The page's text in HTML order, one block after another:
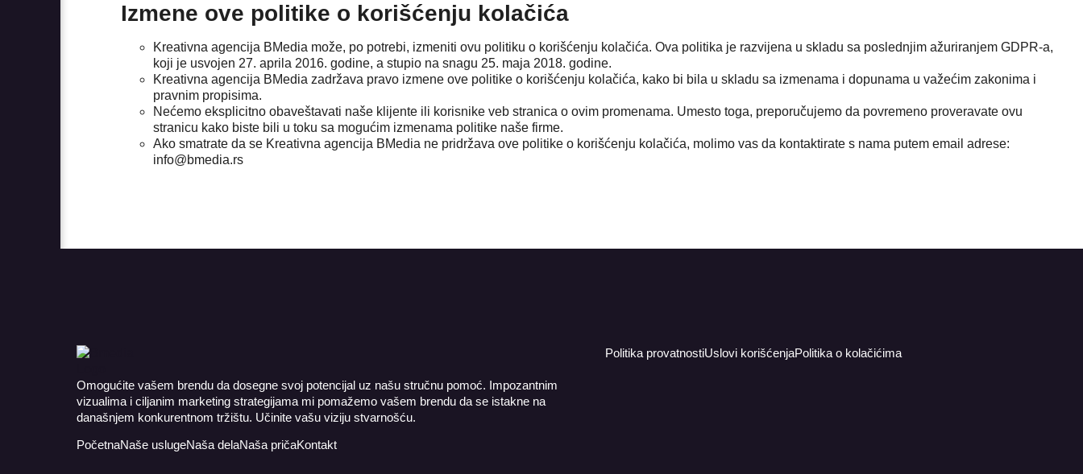
Izmene ove politike o korišćenju kolačića
Kreativna agencija BMedia može, po potrebi, izmeniti ovu politiku o korišćenju kolačića. Ova politika je razvijena u skladu sa poslednjim ažuriranjem GDPR-a,
koji je usvojen 27. aprila 2016. godine, a stupio na snagu 25. maja 2018. godine.
Kreativna agencija BMedia zadržava pravo izmene ove politike o korišćenju kolačića, kako bi bila u skladu sa izmenama i dopunama u važećim zakonima i
pravnim propisima.
Nećemo eksplicitno obaveštavati naše klijente ili korisnike veb stranica o ovim promenama. Umesto toga, preporučujemo da povremeno proveravate ovu
stranicu kako biste bili u toku sa mogućim izmenama politike naše firme.
Ako smatrate da se Kreativna agencija BMedia ne pridržava ove politike o korišćenju kolačića, molimo vas da kontaktirate s nama putem email adrese:
info@bmedia.rs
Omogućite vašem brendu da dosegne svoj potencijal uz našu stručnu pomoć. Impozantnim
vizualima i ciljanim marketing strategijama mi pomažemo vašem brendu da se istakne na
današnjem konkurentnom tržištu. Učinite vašu viziju stvarnošću.
PočetnaNaše uslugeNaša delaNaša pričaKontakt
Politika provatnostiUslovi korišćenjaPolitika o kolačićima